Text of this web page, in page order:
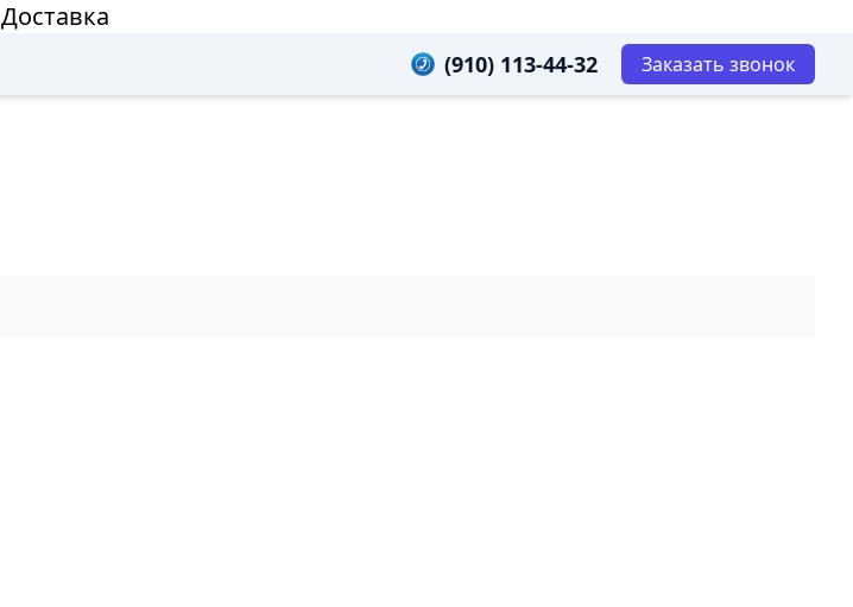
Доставка
(910) 113-44-32 Заказать звонок